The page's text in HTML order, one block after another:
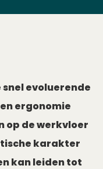
snel evoluerende
ergonomie
op de werkvloer
karakter
kan leiden tot